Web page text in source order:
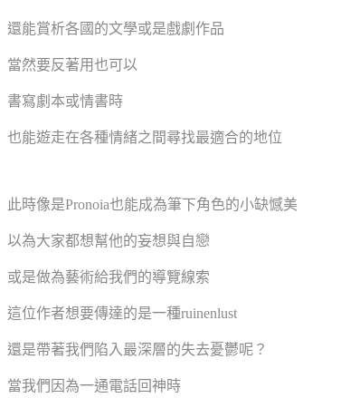
還能賞析各國的文學或是戲劇作品
當然要反著用也可以
書寫劇本或情書時
也能遊走在各種情緒之間尋找最適合的地位
此時像是Pronoia也能成為筆下角色的小缺憾美
以為大家都想幫他的妄想與自戀
或是做為藝術給我們的導覽線索
這位作者想要傳達的是一種ruinenlust
還是帶著我們陷入最深層的失去憂鬱呢？
當我們因為一通電話回神時